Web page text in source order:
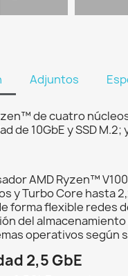
Adjuntos
de cuatro
de 10GbE y SSD
AMD Ryzen™
y Turbo Core hasta
forma flexible redes
del
operativos según
2,5 GbE